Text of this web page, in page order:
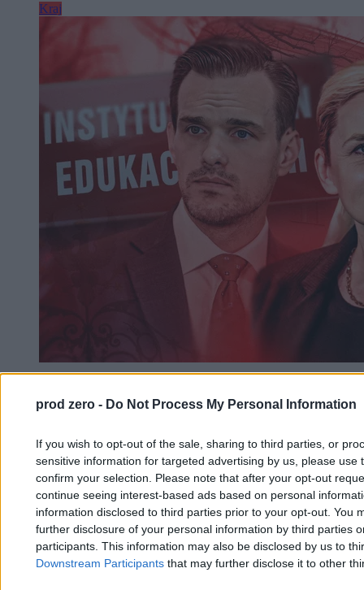
prod zero - Do Not Process My Personal Information
If you wish to opt-out of the sale, sharing to third parties, or
sensitive information for targeted advertising by us, please use
confirm your selection. Please note that after your opt-out
continue seeing interest-based ads based on personal
information disclosed to third parties prior to your opt-out. You
further disclosure of your personal information by third parties
participants. This information may also be disclosed by us to
Downstream Participants that may further disclose it to other
Kraj
reformatorowi polskiej edukacji
Marek Mikołajczyk, Anna Wittenberg
16.02.2026
12 min
Najpopularniejsze
MEN żąda wyjaśnień po tekście Zero.pl. Chodzi o konflikt